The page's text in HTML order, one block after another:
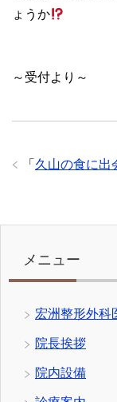
ょうか
～受付より～
「 久山の食に出
メニュー
宏洲整形外科
院長挨拶
院内設備